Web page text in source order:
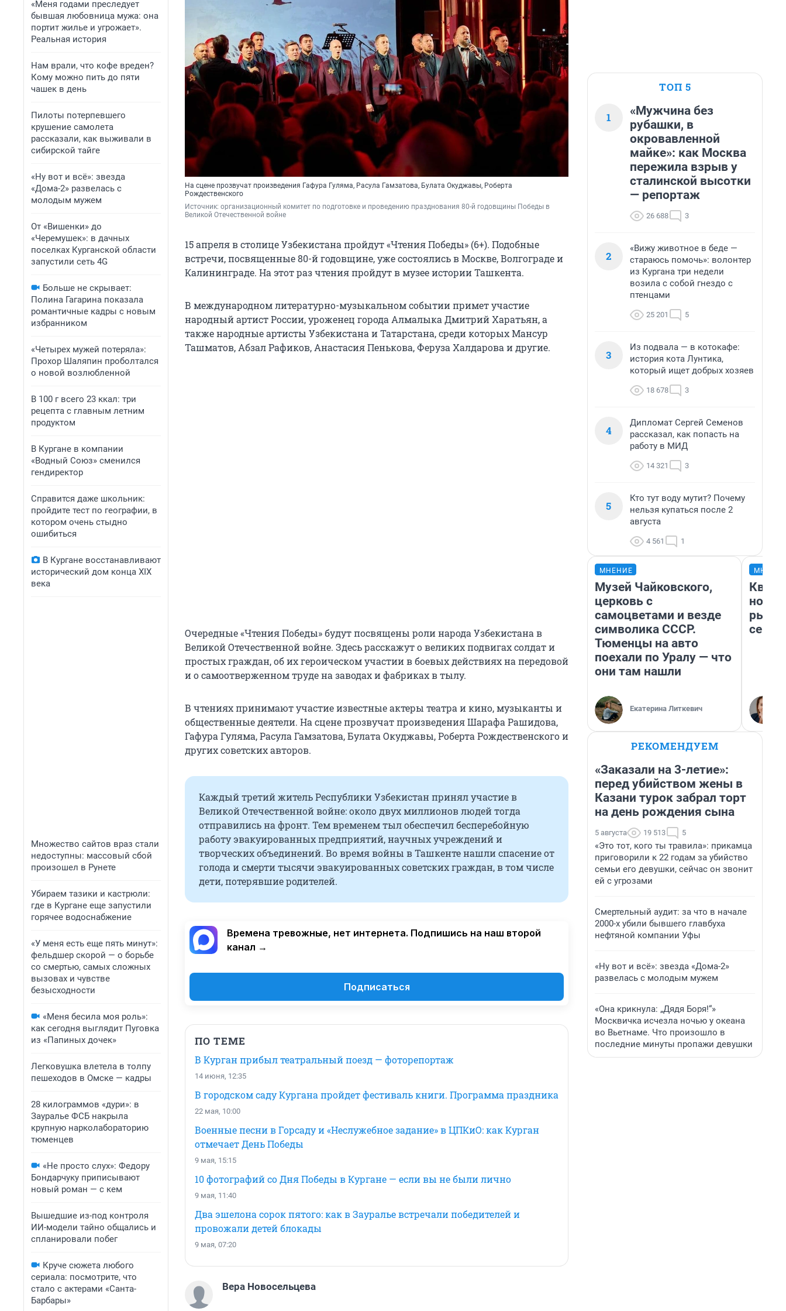
«Меня годами преследует
бывшая любовница мужа: она
портит жилье и угрожает».
Реальная история
Нам врали, что кофе вреден?
Кому можно пить до пяти
чашек в день
Пилоты потерпевшего
крушение самолета
рассказали, как выживали в
сибирской тайге
«Ну вот и всё»: звезда
«Дома-2» развелась с
молодым мужем
От «Вишенки» до
«Черемушек»: в дачных
поселках Курганской области
запустили сеть 4G
Больше не скрывает:
Полина Гагарина показала
романтичные кадры с новым
избранником
«Четырех мужей потеряла»:
Прохор Шаляпин проболтался
о новой возлюбленной
В 100 г всего 23 ккал: три
рецепта с главным летним
продуктом
В Кургане в компании
«Водный Союз» сменился
гендиректор
Справится даже школьник:
пройдите тест по географии, в
котором очень стыдно
ошибиться
В Кургане восстанавливают
исторический дом конца XIX
века
Множество сайтов враз стали
недоступны: массовый сбой
произошел в Рунете
Убираем тазики и кастрюли:
где в Кургане еще запустили
горячее водоснабжение
«У меня есть еще пять минут»:
фельдшер скорой — о борьбе
со смертью, самых сложных
вызовах и чувстве
безысходности
«Меня бесила моя роль»:
как сегодня выглядит Пуговка
из «Папиных дочек»
Легковушка влетела в толпу
пешеходов в Омске — кадры
28 килограммов «дури»: в
Зауралье ФСБ накрыла
крупную нарколабораторию
тюменцев
«Не просто слух»: Федору
Бондарчуку приписывают
новый роман — с кем
Вышедшие из-под контроля
ИИ-модели тайно общались и
спланировали побег
Круче сюжета любого
сериала: посмотрите, что
стало с актерами «Санта-
Барбары»
На сцене прозвучат произведения Гафура Гуляма, Расула Гамзатова, Булата Окуджавы, Роберта
Рождественского
Источник: организационный комитет по подготовке и проведению празднования 80-й годовщины Победы в
Великой Отечественной войне
15 апреля в столице Узбекистана пройдут «Чтения Победы» (6+). Подобные
встречи, посвященные 80-й годовщине, уже состоялись в Москве, Волгограде и
Калининграде. На этот раз чтения пройдут в музее истории Ташкента.
В международном литературно-музыкальном событии примет участие
народный артист России, уроженец города Алмалыка Дмитрий Харатьян, а
также народные артисты Узбекистана и Татарстана, среди которых Мансур
Ташматов, Абзал Рафиков, Анастасия Пенькова, Феруза Халдарова и другие.
Очередные «Чтения Победы» будут посвящены роли народа Узбекистана в
Великой Отечественной войне. Здесь расскажут о великих подвигах солдат и
простых граждан, об их героическом участии в боевых действиях на передовой
и о самоотверженном труде на заводах и фабриках в тылу.
В чтениях принимают участие известные актеры театра и кино, музыканты и
общественные деятели. На сцене прозвучат произведения Шарафа Рашидова,
Гафура Гуляма, Расула Гамзатова, Булата Окуджавы, Роберта Рождественского и
других советских авторов.
Каждый третий житель Республики Узбекистан принял участие в
Великой Отечественной войне: около двух миллионов людей тогда
отправились на фронт. Тем временем тыл обеспечил бесперебойную
работу эвакуированных предприятий, научных учреждений и
творческих объединений. Во время войны в Ташкенте нашли спасение от
голода и смерти тысячи эвакуированных советских граждан, в том числе
дети, потерявшие родителей.
Времена тревожные, нет интернета. Подпишись на наш второй
канал →
Подписаться
ПО ТЕМЕ
В Курган прибыл театральный поезд — фоторепортаж
14 июня, 12:35
В городском саду Кургана пройдет фестиваль книги. Программа праздника
22 мая, 10:00
Военные песни в Горсаду и «Неслужебное задание» в ЦПКиО: как Курган
отмечает День Победы
9 мая, 15:15
10 фотографий со Дня Победы в Кургане — если вы не были лично
9 мая, 11:40
Два эшелона сорок пятого: как в Зауралье встречали победителей и
провожали детей блокады
9 мая, 07:20
Вера Новосельцева
ТОП 5
1
«Мужчина без
рубашки, в
окровавленной
майке»: как Москва
пережила взрыв у
сталинской высотки
— репортаж
26 688 3
2
«Вижу животное в беде —
стараюсь помочь»: волонтер
из Кургана три недели
возила с собой гнездо с
птенцами
25 201 5
3
Из подвала — в котокафе:
история кота Лунтика,
который ищет добрых хозяев
18 678 3
4
Дипломат Сергей Семенов
рассказал, как попасть на
работу в МИД
14 321 3
5
Кто тут воду мутит? Почему
нельзя купаться после 2
августа
4 561 1
МНЕНИЕ
Музей Чайковского,
церковь с
самоцветами и везде
символика СССР.
Тюменцы на авто
поехали по Уралу — что
они там нашли
Екатерина Литкевич
но
РЕКОМЕНДУЕМ
«Заказали на 3-летие»:
перед убийством жены в
Казани турок забрал торт
на день рождения сына
5 августа 19 513 5
«Это тот, кого ты травила»: прикамца
приговорили к 22 годам за убийство
семьи его девушки, сейчас он звонит
ей с угрозами
Смертельный аудит: за что в начале
2000-х убили бывшего главбуха
нефтяной компании Уфы
«Ну вот и всё»: звезда «Дома-2»
развелась с молодым мужем
«Она крикнула: „Дядя Боря!“»
Москвичка исчезла ночью у океана
во Вьетнаме. Что произошло в
последние минуты пропажи девушки